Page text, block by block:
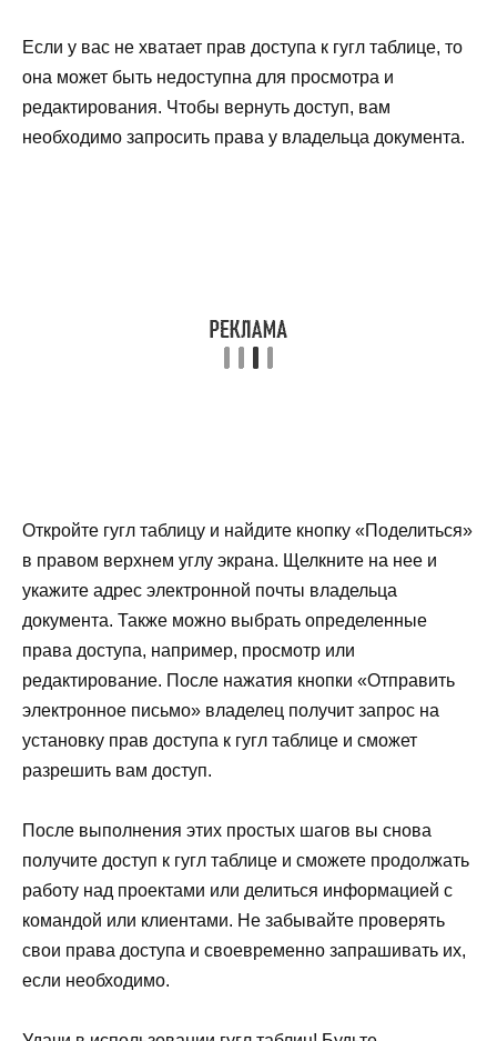
Если у вас не хватает прав доступа к гугл таблице, то
она может быть недоступна для просмотра и
редактирования. Чтобы вернуть доступ, вам
необходимо запросить права у владельца документа.
Откройте гугл таблицу и найдите кнопку «Поделиться»
в правом верхнем углу экрана. Щелкните на нее и
укажите адрес электронной почты владельца
документа. Также можно выбрать определенные
права доступа, например, просмотр или
редактирование. После нажатия кнопки «Отправить
электронное письмо» владелец получит запрос на
установку прав доступа к гугл таблице и сможет
разрешить вам доступ.
После выполнения этих простых шагов вы снова
получите доступ к гугл таблице и сможете продолжать
работу над проектами или делиться информацией с
командой или клиентами. Не забывайте проверять
свои права доступа и своевременно запрашивать их,
если необходимо.